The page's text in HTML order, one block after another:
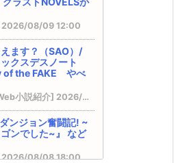
て落ちこぼれたお嬢
ています~』 などの
錬金術師 ～日本に
していましたが、異
達はスルーして適当
籍化決定！
タクが追放されて辺
ました! 1』 などの表
１２
職人システィナはく
2026/08/09 12:00
ます？（SAO）/
クスデスノート
of the FAKE やべ
[まろでぃの徒然なる雑記＠Web小説紹介] 2026/08/09 08:20
ンジョン奮闘記! ~
ンでした~』 など
2026/08/08 18:00